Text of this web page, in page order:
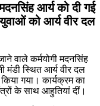
आर्य को दी गई
को आर्य वीर दल
वाले कर्मयोगी मदनसिंह
मंडी स्थित आर्य वीर दल
गया। कार्यक्रम का
के साथ आहुतियां दीं।